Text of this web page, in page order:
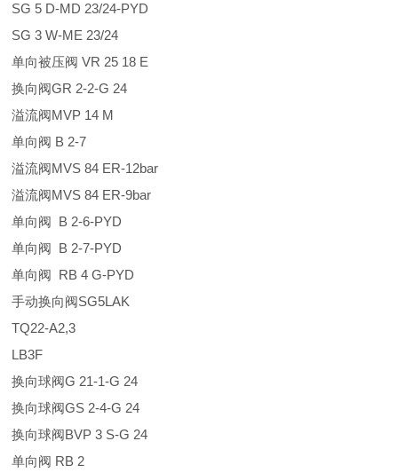
SG 5 D-MD 23/24-PYD
SG 3 W-ME 23/24
单向被压阀 VR 25 18 E
换向阀GR 2-2-G 24
溢流阀MVP 14 M
单向阀 B 2-7
溢流阀MVS 84 ER-12bar
溢流阀MVS 84 ER-9bar
单向阀 B 2-6-PYD
单向阀 B 2-7-PYD
单向阀 RB 4 G-PYD
手动换向阀SG5LAK
TQ22-A2,3
LB3F
换向球阀G 21-1-G 24
换向球阀GS 2-4-G 24
换向球阀BVP 3 S-G 24
单向阀 RB 2